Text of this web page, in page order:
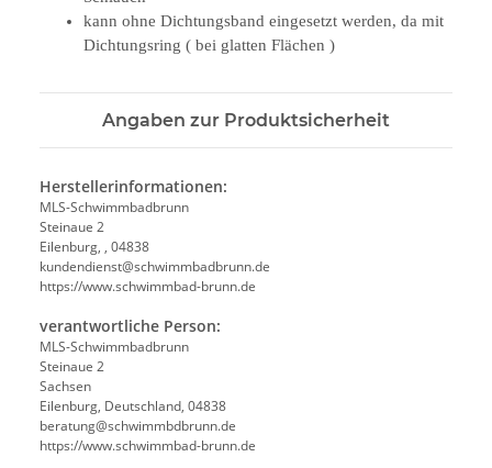
kann ohne Dichtungsband eingesetzt werden, da mit
Dichtungsring ( bei glatten Flächen )
Angaben zur Produktsicherheit
Herstellerinformationen:
MLS-Schwimmbadbrunn
Steinaue 2
Eilenburg, , 04838
kundendienst@schwimmbadbrunn.de
https://www.schwimmbad-brunn.de
verantwortliche Person:
MLS-Schwimmbadbrunn
Steinaue 2
Sachsen
Eilenburg, Deutschland, 04838
beratung@schwimmbdbrunn.de
https://www.schwimmbad-brunn.de